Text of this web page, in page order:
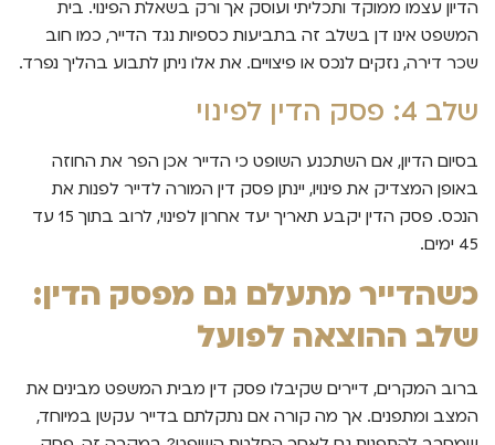
הדיון עצמו ממוקד ותכליתי ועוסק אך ורק בשאלת הפינוי. בית
המשפט אינו דן בשלב זה בתביעות כספיות נגד הדייר, כמו חוב
שכר דירה, נזקים לנכס או פיצויים. את אלו ניתן לתבוע בהליך נפרד.
שלב 4: פסק הדין לפינוי
בסיום הדיון, אם השתכנע השופט כי הדייר אכן הפר את החוזה
באופן המצדיק את פינויו, יינתן פסק דין המורה לדייר לפנות את
הנכס. פסק הדין יקבע תאריך יעד אחרון לפינוי, לרוב בתוך 15 עד
45 ימים.
כשהדייר מתעלם גם מפסק הדין:
שלב ההוצאה לפועל
ברוב המקרים, דיירים שקיבלו פסק דין מבית המשפט מבינים את
המצב ומתפנים. אך מה קורה אם נתקלתם בדייר עקשן במיוחד,